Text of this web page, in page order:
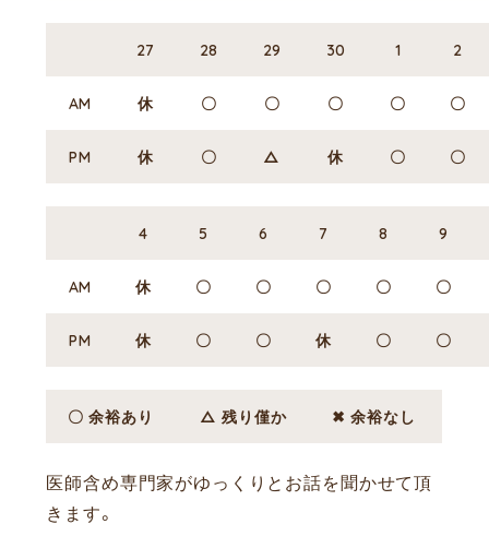
27 28 29 30 1 2
AM 休 〇 〇 〇 〇 〇
PM 休 〇 △ 休 〇 〇
4 5 6 7 8 9
AM 休 〇 〇 〇 〇 〇
PM 休 〇 〇 休 〇 〇
〇 余裕あり △ 残り僅か ✖ 余裕なし
医師含め専門家がゆっくりとお話を聞かせて頂
きます。